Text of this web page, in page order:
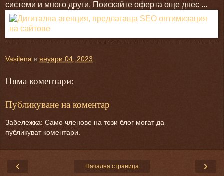
системи и много други. Поискайте оферта още днес ...
Vasilena в януари 04, 2023
Няма коментари:
Публикуване на коментар
Забележка: Само членове на този блог могат да
публикуват коментари.
‹ ›
Начална страница